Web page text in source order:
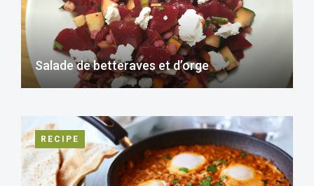
Salade de betteraves et d’orge
RECIPE